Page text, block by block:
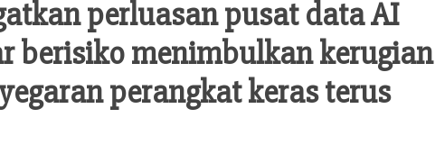
perluasan pusat data AI
berisiko menimbulkan kerugian
perangkat keras terus